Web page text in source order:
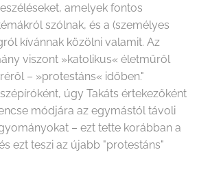
amelyek fontos
szólnak, és a (személyes
kívánnak közölni valamit. Az
viszont »katolikus« életműről
– »protestáns« időben."
úgy Takáts értekezőként
módjára az egymástól távoli
– ezt tette korábban a
ezt teszi az újabb "protestáns"